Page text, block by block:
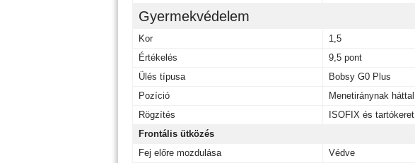
Gyermekvédelem
Kor 1,5
Értékelés
9,5 pont
Ülés típusa
Bobsy G0 Plus
Pozíció
Menetiránynak háttal
Rögzítés
ISOFIX és tartókeret
Frontális ütközés
Fej előre mozdulása
Védve